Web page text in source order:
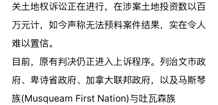
关土地权诉讼正在进行，在涉案土地投资数以百
万元计，如今声称无法预料案件结果，实在令人
难以置信。
目前，原有判决仍正进入上诉程序。列治文市政
府、卑诗省政府、加拿大联邦政府，以及马斯琴
族(Musqueam First Nation)与吐瓦森族